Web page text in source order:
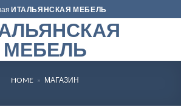
ИТАЛЬЯНСКАЯ МЕБЕЛЬ
МЕБЕЛЬ
HOME » МАГАЗИН